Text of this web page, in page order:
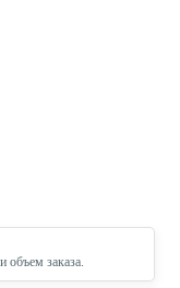
объем заказа.